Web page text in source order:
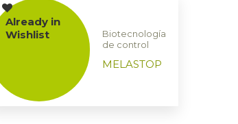
Already in
Wishlist
Biotecnología
de control
MELASTOP